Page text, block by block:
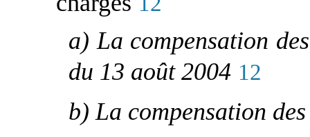
a) La compensation
du 13 août 2004 12
b) La compensation